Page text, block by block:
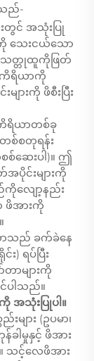
သည်-
တွင် အသုံးပြု
သေးငယ်သော
သတ္တုထူကိုဖြတ်
ကိရိယာကို
ျားကို ဖိစီးပြီး
ရိယာတစ်ခု
တစ်စတုရန်း
ဆေးပါ)။ ဤ
ပိုင်းများကို
ည်ကိုလျော့နည်း
ဖိအားကို
သည် ခက်ခဲနေ
) ရပ်ပြီး
တာများကို
င်ပါသည်။
အသုံးပြုပါ။
ျား (ဥပမာ၊
ခါမှုနှင့် ဖိအား
သင့်လေဖိအား